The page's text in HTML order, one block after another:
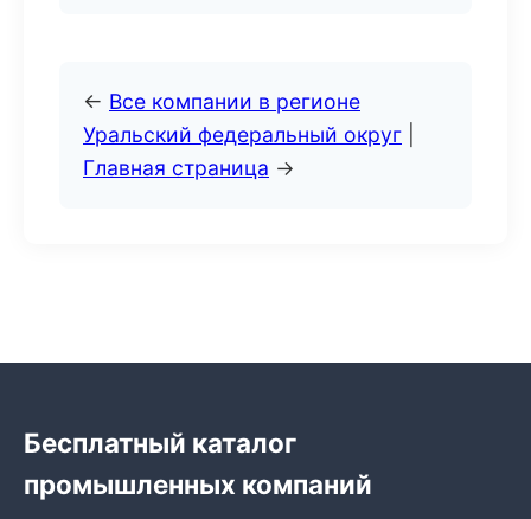
← Все компании в регионе
Уральский федеральный округ
Главная страница →
Бесплатный каталог
промышленных компаний